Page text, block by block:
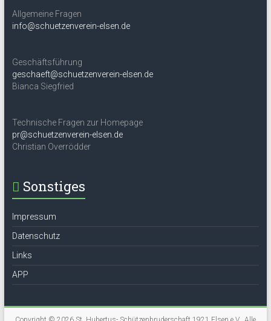
Allgemeine Fragen
info@schuetzenverein-elsen.de
Geschäftsführung
geschaeft@schuetzenverein-elsen.de
Bianca Siegfried
Technische Fragen zur Homepage
pr@schuetzenverein-elsen.de
Christian Overrödder
Sonstiges
Impressum
Datenschutz
Links
APP